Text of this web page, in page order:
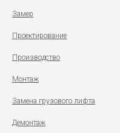
Замер
Проектирование
Производство
Монтаж
Замена грузового лифта
Демонтаж